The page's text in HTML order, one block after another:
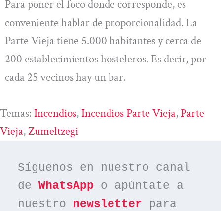
Para poner el foco donde corresponde, es
conveniente hablar de proporcionalidad. La
Parte Vieja tiene 5.000 habitantes y cerca de
200 establecimientos hosteleros. Es decir, por
cada 25 vecinos hay un bar.
Temas: Incendios, Incendios Parte Vieja, Parte
Vieja, Zumeltzegi
Síguenos en nuestro canal
de WhatsApp o apúntate a
nuestro newsletter para